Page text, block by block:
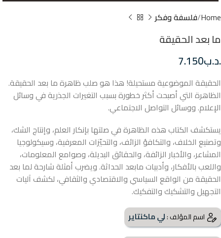
Home فلسفة وفكر
ما بعد الحقيقة
.د.ب7.150
الحقيقة الموضوعية مستحيلة! هذا هو صلب ظاهرة ما بعد الحقيقة.
الظاهرة التي أصبحت أكثر خطورة بسبب التغيرات الجذرية في وسائل
الإعلام. ووسائل التواصل الاجتماعي.
يستكشف الكتاب هذه الظاهرة في صلتها بإنكار العلم، وإنتاج الشك،
وتصنيع الخلاف، والتكافؤ الزائف، والتحيّزات المعرفية، وسيكولوجيا
المشاعر، والأخبار الزائفة، والحقائق البديلة، وصوامع المعلومات،
واللعب بالأفكار، وأدبيات مابعد الحداثة. ويضرب أمثلة شارحة لما بعد
الحقيقة من الواقع السياسي والاقتصادي والثقافي، لكشف آليات
التجهيل والتشكيك والتفكيك.
اسم المؤلف :لي ماكنتاير